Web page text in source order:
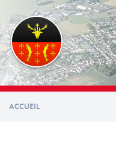
contenu
principal
ACCUEIL